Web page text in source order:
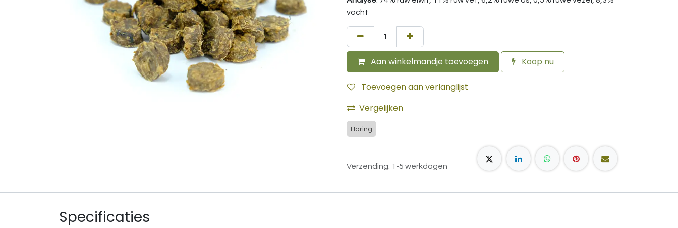
vocht
Aan winkelmandje toevoegen Koop nu
Toevoegen aan verlanglijst
Vergelijken
Haring
Verzending: 1-5 werkdagen
Specificaties